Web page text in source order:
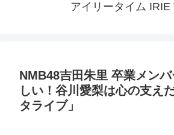
アイリータイム IRIE
NMB48吉田朱里 卒業メン
しい！谷川愛梨は心の支え
タライブ」